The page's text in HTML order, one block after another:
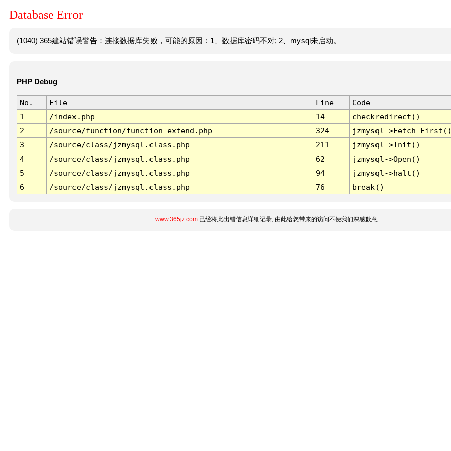
Database Error
(1040) 365建站错误警告：连接数据库失败，可能的原因：1、数据库密码不对; 2、mysql未启动。
PHP Debug
No. File Line
Code
1
/index.php 14
checkredirect()
2
/source/function/function_extend.php 324
jzmysql-
3
/source/class/jzmysql.class.php 211
jzmysql->Init()
4
/source/class/jzmysql.class.php 62
jzmysql->Open()
5
/source/class/jzmysql.class.php 94
jzmysql->halt()
6
/source/class/jzmysql.class.php 76 break()
www.365jz.com已经将此出错信息详细记录, 由此给您带来的访问不便我们深感歉意.